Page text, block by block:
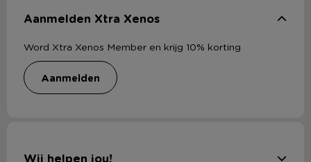
Aanmelden Xtra Xenos
Word Xtra Xenos Member en krijg 10% korting
aanmelden
Wij helpen jou!